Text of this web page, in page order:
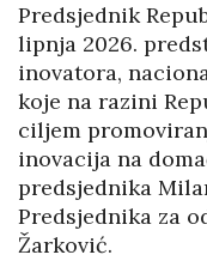
Predsjednik
lipnja 2026.
inovatora,
koje na razini
ciljem
inovacija na
predsjednika
Predsjednika za
Žarković.